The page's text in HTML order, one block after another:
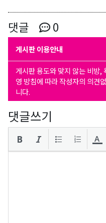
댓글 0
게시판 이용안내
게시판 용도와 맞지 않는 비방,
영 방침에 따라 작성자의 의견
니다.
댓글쓰기